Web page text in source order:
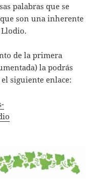
palabras que se
son una inherente
de la primera
la podrás
siguiente enlace: